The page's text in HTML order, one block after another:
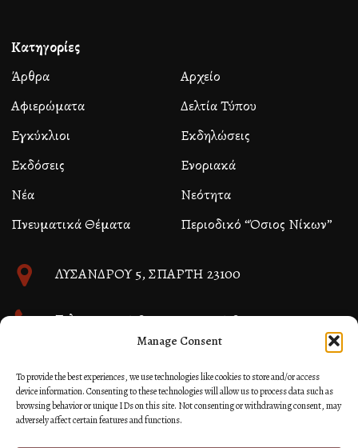
Manage Consent
To provide the best experiences, we use technologies like cookies to store and/or access
device information. Consenting to these technologies will allow us to process data such as
browsing behavior or unique IDs on this site. Not consenting or withdrawing consent, may
adversely affect certain features and functions.
Κατηγορίες
Άρθρα
Αρχείο
Αφιερώματα
Δελτία Τύπου
Εγκύκλιοι
Εκδηλώσεις
Εκδόσεις
Ενοριακά
Νέα
Νεότητα
Πνευματικά Θέματα
Περιοδικό “Όσιος Νίκων”
ΛΥΣΑΝΔΡΟΥ 5, ΣΠΑΡΤΗ 23100
Τηλ. 27310 26580 και 27310 26581